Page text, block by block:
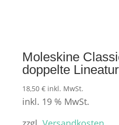
Moleskine
doppelte Lineatur
18,50 € inkl. MwSt.
inkl. 19 % MwSt.